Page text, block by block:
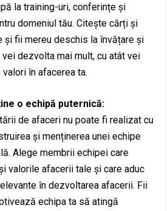
la training-uri, conferințe și
domeniul tău. Citește cărți și
și fii mereu deschis la învățare și
dezvolta mai mult, cu atât vei
în afacerea ta.
o echipă puternică:
de afaceri nu poate fi realizat cu
și menținerea unei echipe
Alege membrii echipei care
valorile afacerii tale și care aduc
în dezvoltarea afacerii. Fii
echipa ta să atingă